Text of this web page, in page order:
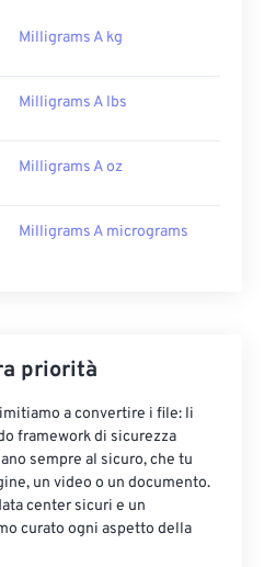
Milligrams A kg
Milligrams A lbs
Milligrams A oz
Milligrams A micrograms
priorità
a convertire i file: li
framework di sicurezza
sempre al sicuro, che tu
un video o un documento.
center sicuri e un
curato ogni aspetto della